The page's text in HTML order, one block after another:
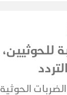
الحوثية